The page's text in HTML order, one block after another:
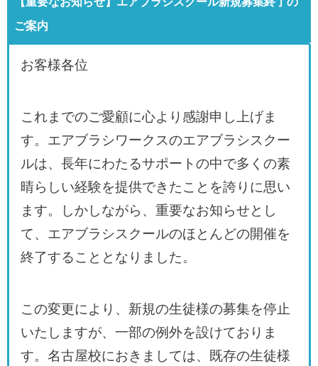
ご案内
お客様各位
これまでのご愛顧に心より感謝申し上げま
す。エアブラシワークスのエアブラシスクー
ルは、長年にわたるサポートの中で多くの素
晴らしい経験を提供できたことを誇りに思い
ます。しかしながら、重要なお知らせとし
て、エアブラシスクールのほとんどの開催を
終了することとなりました。
この変更により、新規の生徒様の募集を停止
いたしますが、一部の例外を設けておりま
す。名古屋校におきましては、既存の生徒様